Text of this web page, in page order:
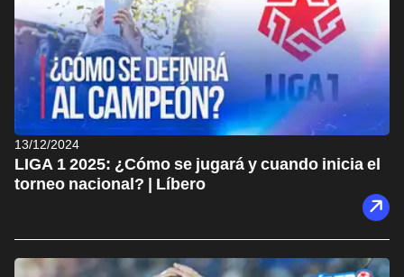
13/12/2024
LIGA 1 2025: ¿Cómo se jugará y cuando inicia el
torneo nacional? | Líbero